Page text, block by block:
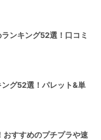
ンキング52選！口コミ
グ52選！パレット&単
おすすめのプチプラや速